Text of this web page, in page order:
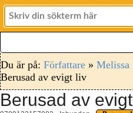
Du är på: Författare » Melissa
Berusad av evigt liv
Berusad av